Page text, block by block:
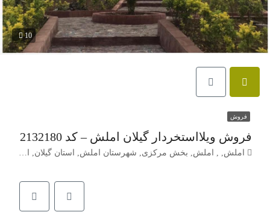
10
فروش
فروش ویلااستخردار گیلان املش – کد 2132180
املش, , املش, بخش مرکزی, شهرستان املش, استان گیلان, ایران